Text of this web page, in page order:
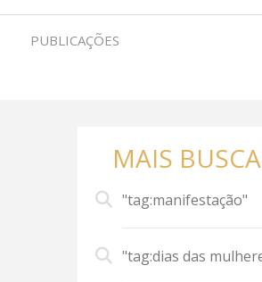
PUBLICAÇÕES
MAIS
"tag:manifestação"
"tag:dias das